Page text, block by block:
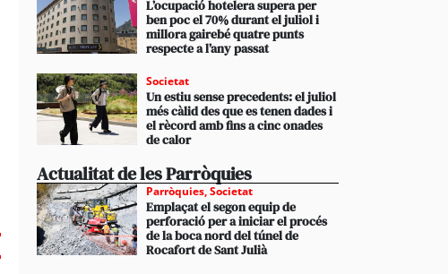
L’ocupació hotelera supera per
ben poc el 70% durant el juliol i
millora gairebé quatre punts
respecte a l’any passat
Societat
Un estiu sense precedents: el juliol
més càlid des que es tenen dades i
el rècord amb fins a cinc onades
de calor
Actualitat de les Parròquies
Parròquies,Societat
Emplaçat el segon equip de
perforació per a iniciar el procés
de la boca nord del túnel de
Rocafort de Sant Julià